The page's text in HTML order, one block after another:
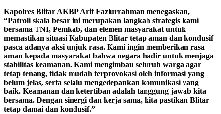
Kapolres Blitar AKBP Arif Fazlurrahman menegaskan,
“Patroli skala besar ini merupakan langkah strategis kami
bersama TNI, Pemkab, dan elemen masyarakat untuk
memastikan situasi Kabupaten Blitar tetap aman dan kondusif
pasca adanya aksi unjuk rasa. Kami ingin memberikan rasa
aman kepada masyarakat bahwa negara hadir untuk menjaga
stabilitas keamanan. Kami mengimbau seluruh warga agar
tetap tenang, tidak mudah terprovokasi oleh informasi yang
belum jelas, serta selalu mengedepankan komunikasi yang
baik. Keamanan dan ketertiban adalah tanggung jawab kita
bersama. Dengan sinergi dan kerja sama, kita pastikan Blitar
tetap damai dan kondusif.”